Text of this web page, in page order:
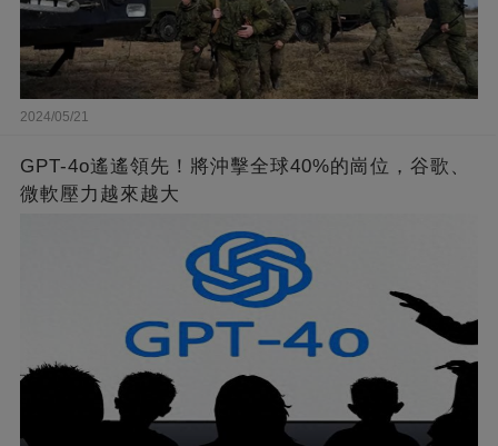
2024/05/21
GPT-4o遙遙領先！將沖擊全球40%的崗位，谷歌、
微軟壓力越來越大